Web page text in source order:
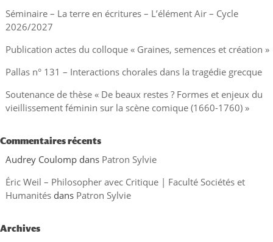
Séminaire – La terre en écritures – L’élément Air – Cycle
2026/2027
Publication actes du colloque « Graines, semences et création »
Pallas n° 131 – Interactions chorales dans la tragédie grecque
Soutenance de thèse « De beaux restes ? Formes et enjeux du
vieillissement féminin sur la scène comique (1660-1760) »
Commentaires récents
Audrey Coulompdans Patron Sylvie
Éric Weil – Philosopher avec Critique | Faculté Sociétés et
Humanitésdans Patron Sylvie
Archives